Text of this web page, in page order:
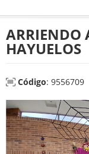
ARRIENDO
HAYUELOS
Código: 9556709